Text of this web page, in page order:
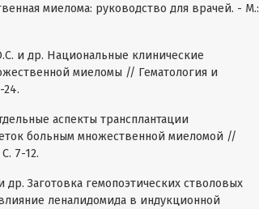
миелома: руководство для врачей. - М.:
и др. Национальные клинические
миеломы // Гематология и
аспекты трансплантации
больным множественной миеломой //
7-12.
Заготовка гемопоэтических стволовых
леналидомида в индукционной